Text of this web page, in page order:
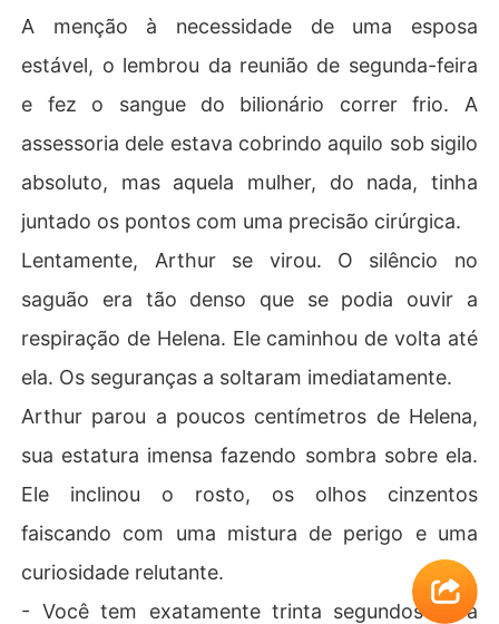
​A menção à necessidade de uma esposa
estável, o lembrou da reunião de segunda-feira
e fez o sangue do bilionário correr frio. A
assessoria dele estava cobrindo aquilo sob sigilo
absoluto, mas aquela mulher, do nada, tinha
juntado os pontos com uma precisão cirúrgica.
​Lentamente, Arthur se virou. O silêncio no
saguão era tão denso que se podia ouvir a
respiração de Helena. Ele caminhou de volta até
ela. Os seguranças a soltaram imediatamente.
​Arthur parou a poucos centímetros de Helena,
sua estatura imensa fazendo sombra sobre ela.
Ele inclinou o rosto, os olhos cinzentos
faiscando com uma mistura de perigo e uma
curiosidade relutante.
​- Você tem exatamente trinta segundos para